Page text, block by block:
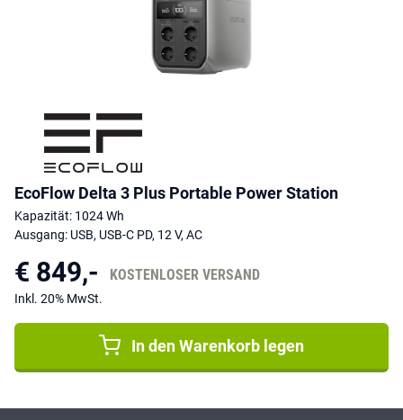
EcoFlow Delta 3 Plus Portable Power Station
Kapazität: 1024 Wh
Ausgang: USB, USB-C PD, 12 V, AC
€ 849,- KOSTENLOSER VERSAND
Inkl. 20% MwSt.
In den Warenkorb legen